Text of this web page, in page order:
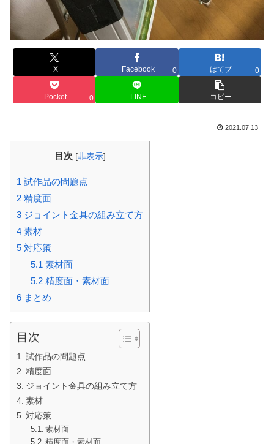
X Facebook 0 はてブ 0
Pocket 0 LINE コピー
2021.07.13
目次 [非表示]
1 試作品の問題点
2 精度面
3 ジョイント金具の組み立て方
4 素材
5 対応策
5.1 素材面
5.2精度面・素材面
6 まとめ
目次
試作品の問題点
精度面
ジョイント金具の組み立て方
素材
対応策
素材面
精度面・素材面